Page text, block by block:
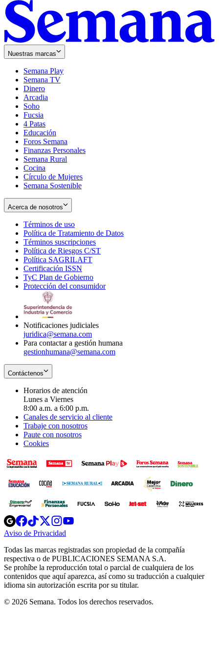
Nuestras marcas
Semana Play
Semana TV
Dinero
Arcadia
Soho
in
new
window
Fucsia
in
new
window
4 Patas
Educación
Foros Semana
Finanzas Personales
Semana Rural
Cocina
Círculo de Mujeres
Semana Sostenible
Acerca de nosotros
Términos de uso
in
new
window
Política de Tratamiento de Datos
Términos suscripciones
in
Política de Riesgos C/ST
Política SAGRILAFT
new
window
Certificación ISSN
in
new
TyC Plan de Gobierno
in
Protección del consumidorOpens
Notificaciones judiciales
juridica@semana.com
Para contactar a gestión humana
gestionhumana@semana.com
Contáctenos
Horarios de atención
Lunes a Viernes
8:00 a.m. a 6:00 p.m.
Canales de servicio al cliente
Trabaje con nosotros
Paute con nosotros
Cookies
Opens
in
new
Opens
in
new
Opens
in
new
window
Opens
new
windowwindow
Aviso de Privacidad
new
window
Todas las marcas registradas son propiedad de la compañía
respectiva o de PUBLICACIONES SEMANA S.A.
Se prohíbe la reproducción total o parcial de cualquiera de los
contenidos que aquí aparezca, así como su traducción a cualquier
idioma sin autorización escrita por su titular.
© 2026 Semana. Todos los derechos reservados.